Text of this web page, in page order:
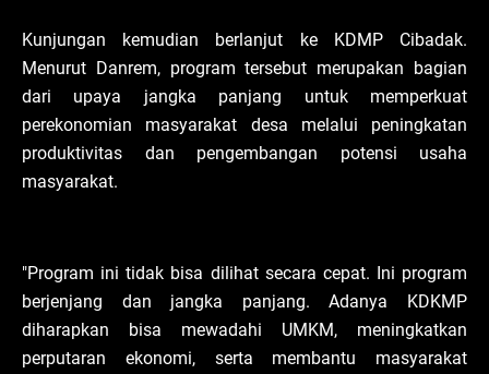
Kunjungan kemudian berlanjut ke KDMP Cibadak.
Menurut Danrem, program tersebut merupakan bagian
dari upaya jangka panjang untuk memperkuat
perekonomian masyarakat desa melalui peningkatan
produktivitas dan pengembangan potensi usaha
masyarakat.
"Program ini tidak bisa dilihat secara cepat. Ini program
berjenjang dan jangka panjang. Adanya KDKMP
diharapkan bisa mewadahi UMKM, meningkatkan
perputaran ekonomi, serta membantu masyarakat